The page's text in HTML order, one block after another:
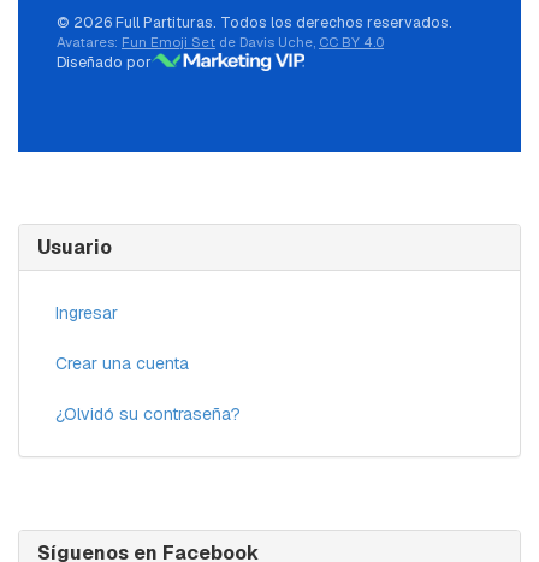
© 2026 Full Partituras. Todos los derechos reservados.
Avatares: Fun Emoji Set de Davis Uche, CC BY 4.0
Diseñado por
Usuario
Ingresar
Crear una cuenta
¿Olvidó su contraseña?
Síguenos en Facebook